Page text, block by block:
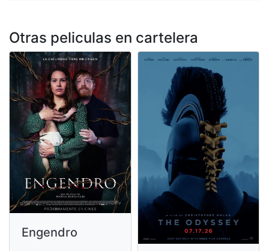
Otras peliculas en cartelera
Engendro